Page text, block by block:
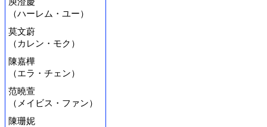
（ハーレム・ユー）
莫文蔚
（カレン・モク）
陳嘉樺
（エラ・チェン）
范曉萱
（メイビス・ファン）
陳珊妮